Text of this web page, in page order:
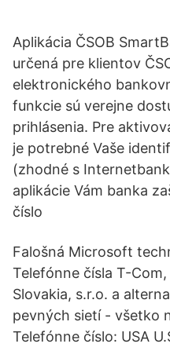
Aplikácia ČSOB
určená pre klientov
elektronického
funkcie sú verejne
prihlásenia. Pre
je potrebné Vaše
(zhodné s
aplikácie Vám banka
číslo
Falošná Microsoft
Telefónne čísla T-
Slovakia, s.r.o. a
pevných sietí - všetko
Telefónne číslo: USA